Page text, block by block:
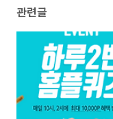
관련글